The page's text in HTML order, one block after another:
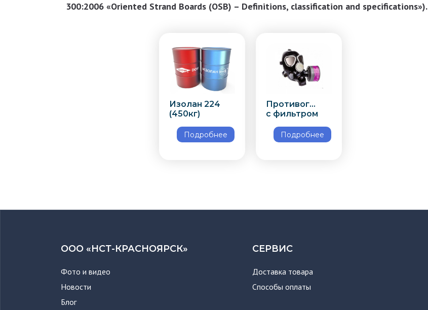
300:2006 «Oriented Strand Boards (OSB) – Definitions, classification and specifications»).
Изолан 224
(450кг)
Подробнее
Противогаз
с фильтром
Подробнее
ООО «НСТ-КРАСНОЯРСК»
Фото и видео
Новости
Блог
СЕРВИС
Доставка товара
Способы оплаты